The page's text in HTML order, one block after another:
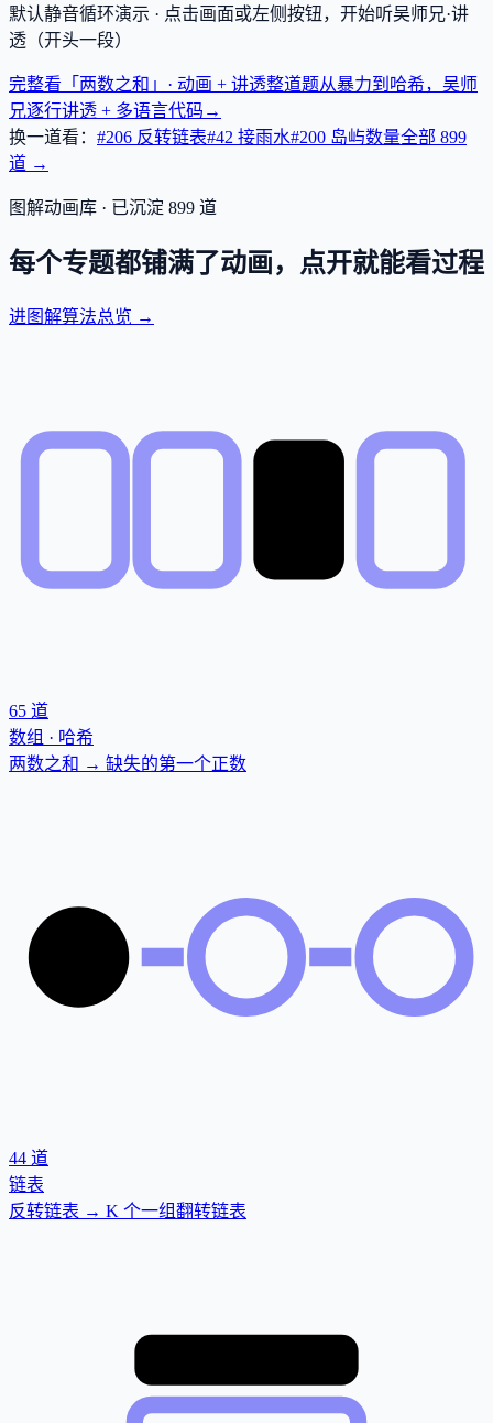
默认静音循环演示 · 点击画面或左侧按钮，开始听吴师兄·讲
透（开头一段）
完整看「两数之和」· 动画 + 讲透整道题从暴力到哈希，吴师
兄逐行讲透 + 多语言代码 →
换一道看： #206 反转链表#42 接雨水#200 岛屿数量全部 899
道 →
图解动画库 · 已沉淀 899 道
每个专题都铺满了动画，点开就能看过程
进图解算法总览 →
65 道
数组 · 哈希
两数之和 → 缺失的第一个正数
44 道
链表
反转链表 → K 个一组翻转链表